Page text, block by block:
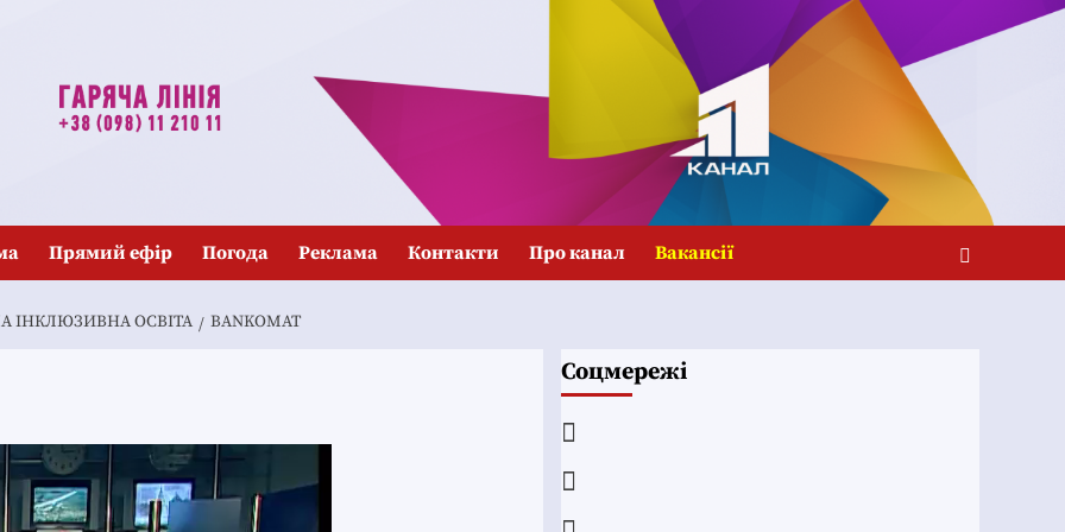
Прямий ефір Погода Реклама Контакти Про канал Вакансії
ІНКЛЮЗИВНА ОСВІТА BANKOMAT
Соцмережі